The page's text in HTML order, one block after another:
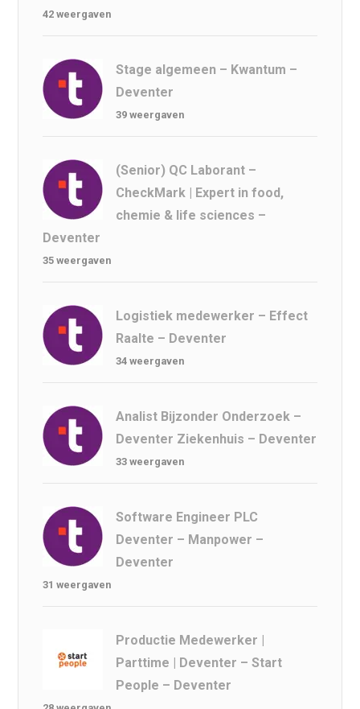
42 weergaven
Stage algemeen – Kwantum –
Deventer
39 weergaven
(Senior) QC Laborant –
CheckMark | Expert in food,
chemie & life sciences –
Deventer
35 weergaven
Logistiek medewerker – Effect
Raalte – Deventer
34 weergaven
Analist Bijzonder Onderzoek –
Deventer Ziekenhuis – Deventer
33 weergaven
Software Engineer PLC
Deventer – Manpower –
Deventer
31 weergaven
Productie Medewerker |
Parttime | Deventer – Start
People – Deventer